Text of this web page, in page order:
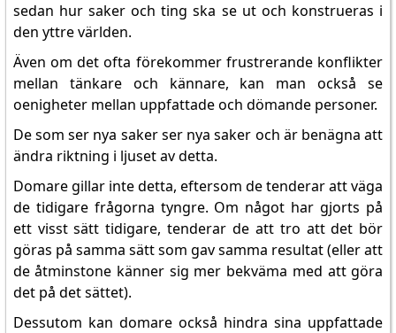
sedan hur saker och ting ska se ut och konstrueras i
den yttre världen.
Även om det ofta förekommer frustrerande konflikter
mellan tänkare och kännare, kan man också se
oenigheter mellan uppfattade och dömande personer.
De som ser nya saker ser nya saker och är benägna att
ändra riktning i ljuset av detta.
Domare gillar inte detta, eftersom de tenderar att väga
de tidigare frågorna tyngre. Om något har gjorts på
ett visst sätt tidigare, tenderar de att tro att det bör
göras på samma sätt som gav samma resultat (eller att
de åtminstone känner sig mer bekväma med att göra
det på det sättet).
Dessutom kan domare också hindra sina uppfattade